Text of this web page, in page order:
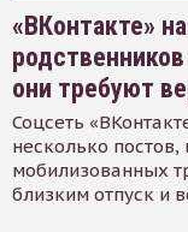
«ВКонтакте»
они требуют
Соцсеть
несколько
мобилизованных
близким отпуск и